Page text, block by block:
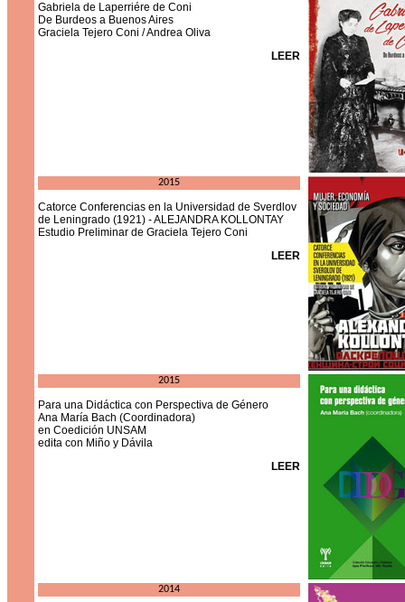
Gabriela de Laperriére de Coni
De Burdeos a Buenos Aires
Graciela Tejero Coni / Andrea Oliva
LEER
2015
Catorce Conferencias en la Universidad de Sverdlov
de Leningrado (1921) - ALEJANDRA KOLLONTAY
Estudio Preliminar de Graciela Tejero Coni
LEER
2015
Para una Didáctica con Perspectiva de Género
Ana María Bach (Coordinadora)
en Coedición UNSAM
edita con Miño y Dávila
LEER
2014